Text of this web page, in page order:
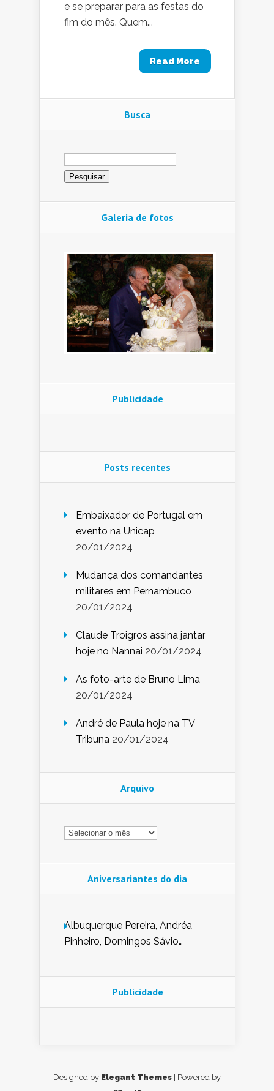
e se preparar para as festas do
fim do mês. Quem...
Read More
Busca
Pesquisar
por:
Galeria de fotos
Publicidade
Posts recentes
Embaixador de Portugal em
evento na Unicap
20/01/2024
Mudança dos comandantes
militares em Pernambuco
20/01/2024
Claude Troigros assina jantar
hoje no Nannai 20/01/2024
As foto-arte de Bruno Lima
20/01/2024
André de Paula hoje na TV
Tribuna 20/01/2024
Arquivo
Arquivo
Aniversariantes do dia
Albuquerque Pereira, Andréa
Pinheiro, Domingos Sávio
Nunes de Sena, Fátima Peixoto,
Glória Pereira, Kátia Mesel,
Publicidade
Designed by Elegant Themes | Powered by